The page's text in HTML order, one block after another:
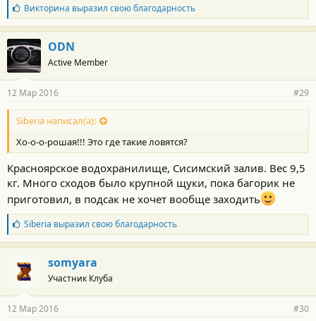
Б
л
а
г
о
д
а
н
о
с
и
:
Викторина выразил свою благодарность
ODN
Active Member
12 Мар 2016 #29
Siberia написал(а):
Хо-о-о-рошая!!! Это где такие ловятся?
Красноярское водохранилище, Сисимский залив. Вес 9,5
кг. Много сходов было крупной щуки, пока багорик не
приготовил, в подсак не хочет вообще заходить
Б
л
а
о
д
а
р
н
Siberia выразил свою благодарность
somyara
Участник Клуба
12 Мар 2016 #30